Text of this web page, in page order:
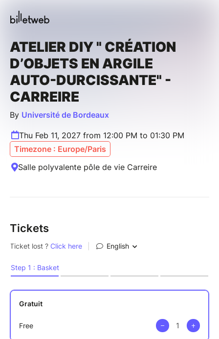
ATELIER DIY " CRÉATION
D’OBJETS EN ARGILE
AUTO-DURCISSANTE" -
CARREIRE
By Université de Bordeaux
Thu Feb 11, 2027 from 12:00 PM to 01:30 PM
Timezone : Europe/Paris
Salle polyvalente pôle de vie Carreire
Tickets